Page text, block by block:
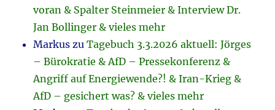
voran & Spalter Steinmeier & Interview Dr.
Jan Bollinger & vieles mehr
Markus zuTagebuch 3.3.2026 aktuell: Jörges
– Bürokratie & AfD – Pressekonferenz &
Angriff auf Energiewende?! & Iran-Krieg &
AfD – gesichert was? & vieles mehr